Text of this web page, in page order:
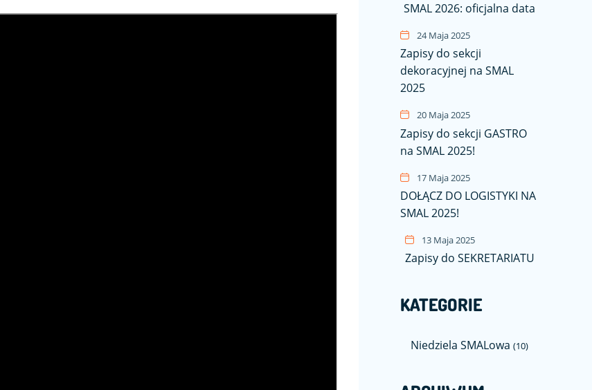
SMAL 2026: oficjalna data
24 Maja 2025
Zapisy do sekcji
dekoracyjnej na SMAL
2025
20 Maja 2025
Zapisy do sekcji GASTRO
na SMAL 2025!
17 Maja 2025
DOŁĄCZ DO LOGISTYKI NA
SMAL 2025!
13 Maja 2025
Zapisy do SEKRETARIATU
KATEGORIE
Niedziela SMALowa (10)